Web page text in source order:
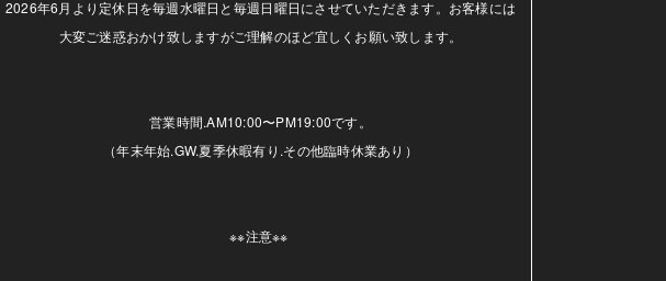
2026年6月より定休日を毎週水曜日と毎週日曜日にさせていただきます。お客様には
大変ご迷惑おかけ致しますがご理解のほど宜しくお願い致します。
営業時間.AM10:00〜PM19:00です。
（年末年始.GW.夏季休暇有り.その他臨時休業あり）
※※注意※※